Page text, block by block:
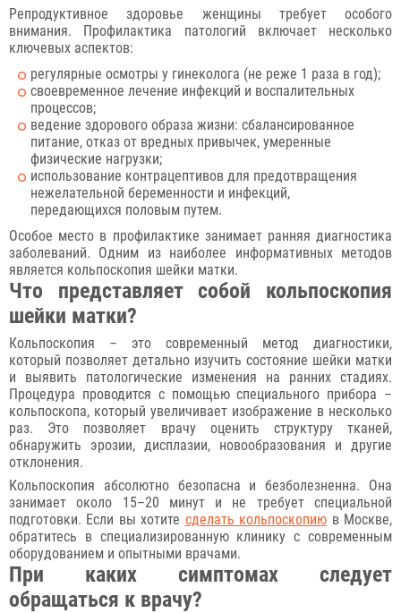
Репродуктивное здоровье женщины требует особого
внимания. Профилактика патологий включает несколько
ключевых аспектов:
регулярные осмотры у гинеколога (не реже 1 раза в год);
своевременное лечение инфекций и воспалительных
процессов;
ведение здорового образа жизни: сбалансированное
питание, отказ от вредных привычек, умеренные
физические нагрузки;
использование контрацептивов для предотвращения
нежелательной беременности и инфекций,
передающихся половым путем.
Особое место в профилактике занимает ранняя диагностика
заболеваний. Одним из наиболее информативных методов
является кольпоскопия шейки матки.
Что представляет собой кольпоскопия
шейки матки?
Кольпоскопия – это современный метод диагностики,
который позволяет детально изучить состояние шейки матки
и выявить патологические изменения на ранних стадиях.
Процедура проводится с помощью специального прибора –
кольпоскопа, который увеличивает изображение в несколько
раз. Это позволяет врачу оценить структуру тканей,
обнаружить эрозии, дисплазии, новообразования и другие
отклонения.
Кольпоскопия абсолютно безопасна и безболезненна. Она
занимает около 15–20 минут и не требует специальной
подготовки. Если вы хотите сделать кольпоскопию в Москве,
обратитесь в специализированную клинику с современным
оборудованием и опытными врачами.
При каких симптомах следует
обращаться к врачу?